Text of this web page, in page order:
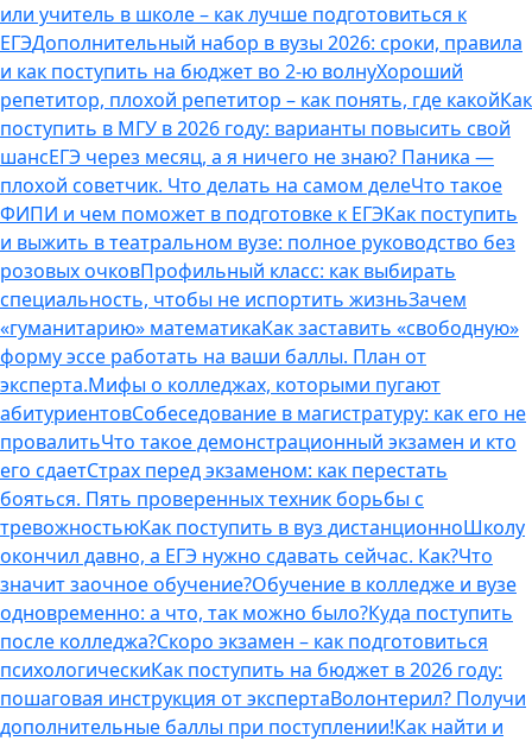
или учитель в школе – как лучше подготовиться к
ЕГЭДополнительный набор в вузы 2026: сроки, правила
и как поступить на бюджет во 2‑ю волнуХороший
репетитор, плохой репетитор – как понять, где какойКак
поступить в МГУ в 2026 году: варианты повысить свой
шансЕГЭ через месяц, а я ничего не знаю? Паника —
плохой советчик. Что делать на самом делеЧто такое
ФИПИ и чем поможет в подготовке к ЕГЭКак поступить
и выжить в театральном вузе: полное руководство без
розовых очковПрофильный класс: как выбирать
специальность, чтобы не испортить жизньЗачем
«гуманитарию» математикаКак заставить «свободную»
форму эссе работать на ваши баллы. План от
эксперта.Мифы о колледжах, которыми пугают
абитуриентовСобеседование в магистратуру: как его не
провалитьЧто такое демонстрационный экзамен и кто
его сдаетСтрах перед экзаменом: как перестать
бояться. Пять проверенных техник борьбы с
тревожностьюКак поступить в вуз дистанционноШколу
окончил давно, а ЕГЭ нужно сдавать сейчас. Как?Что
значит заочное обучение?Обучение в колледже и вузе
одновременно: а что, так можно было?Куда поступить
после колледжа?Скоро экзамен – как подготовиться
психологическиКак поступить на бюджет в 2026 году:
пошаговая инструкция от экспертаВолонтерил? Получи
дополнительные баллы при поступлении!Как найти и